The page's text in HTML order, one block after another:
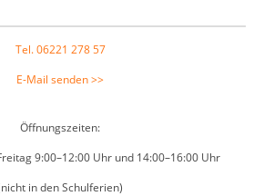
Tel. 06221 278 57
E-Mail senden >>
Öffnungszeiten:
9:00–12:00 Uhr und 14:00–16:00 Uhr
in den Schulferien)